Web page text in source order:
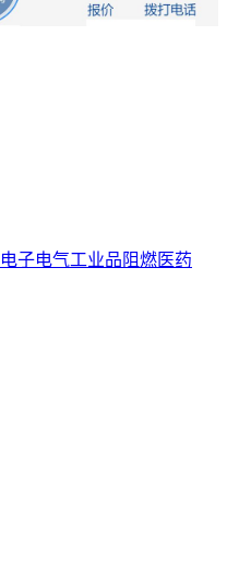
电子电气工业品 阻燃医药